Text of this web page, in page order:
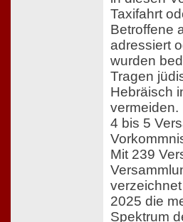
Taxifahrt
Betroffene
adressiert
wurden
Tragen
Hebräisch
vermeiden.
4 bis 5
Mit 239
2025 die
Spektrum